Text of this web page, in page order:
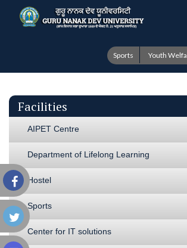
Sports Youth
Facilities
AIPET Centre
Department of Lifelong Learning
Hostel
Sports
Center for IT solutions